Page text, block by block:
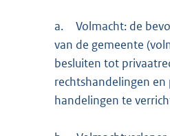
a.
Volmacht: de
van de gemeente
besluiten tot
rechtshandelingen en
handelingen te